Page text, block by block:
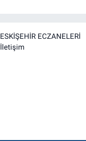
ESKİŞEHİR ECZANELERİ
İletişim